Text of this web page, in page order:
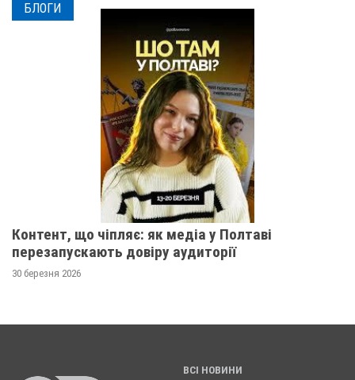
БЛОГИ
Контент, що чіпляє: як медіа у Полтаві
перезапускають довіру аудиторії
30 березня 2026
ВСІ НОВИНИ